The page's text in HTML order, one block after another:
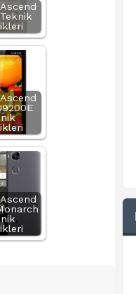
10 Pro Teknik
Özellikleri √ Temel Teknik
Bilgileri. Ekran: 6.3 inç,
120 Hz LTPO